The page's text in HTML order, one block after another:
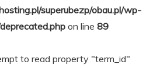
superubezp/obau.pl/wp-
on line 89
to read property "term_id"